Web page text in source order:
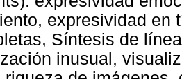
expresividad en
Síntesis de
inusual,